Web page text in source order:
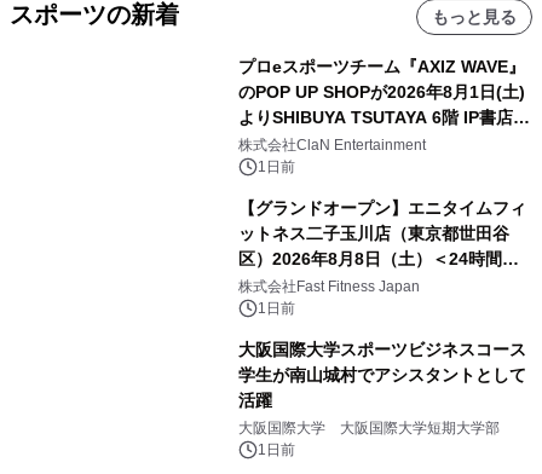
スポーツの新着 もっと見る
プロeスポーツチーム『AXIZ WAVE』
のPOP UP SHOPが2026年8月1日(土)
よりSHIBUYA TSUTAYA 6階 IP書店で
開催決定！！
株式会社ClaN Entertainment
1日前
【グランドオープン】エニタイムフィ
ットネス二子玉川店（東京都世田谷
区）2026年8月8日（土）＜24時間年
中無休のフィットネスジム＞
株式会社Fast Fitness Japan
1日前
大阪国際大学スポーツビジネスコース
学生が南山城村でアシスタントとして
活躍
大阪国際大学 大阪国際大学短期大学部
1日前